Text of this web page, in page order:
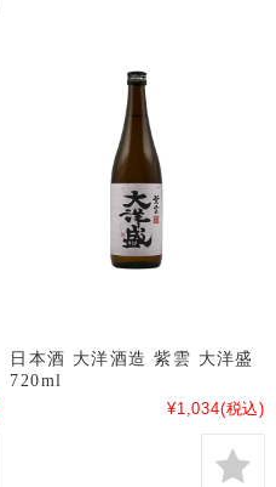
日本酒 大洋酒造 紫雲 大洋盛
720ml
¥1,034(税込)